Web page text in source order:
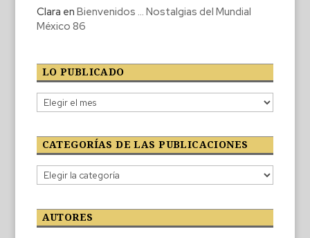
Clara en Bienvenidos … Nostalgias del Mundial
México 86
LO PUBLICADO
Lo
publicado
CATEGORÍAS DE LAS PUBLICACIONES
Categorías
de
publicaciones
AUTORES